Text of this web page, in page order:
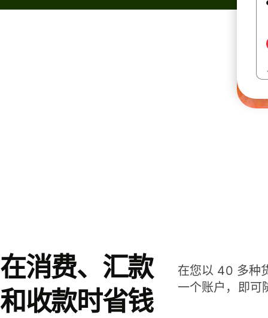
在消费、汇款
和收款时省钱
在您以 40 多种
一个账户，即可